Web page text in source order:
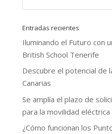
Entradas recientes
Iluminando el Futuro con
British School Tenerife
Descubre el potencial de
Canarias
Se amplía el plazo de
para la movilidad eléctrica
¿Cómo funcionan los